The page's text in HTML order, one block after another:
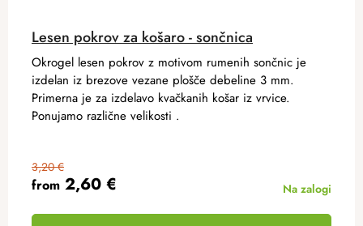
Lesen pokrov za košaro - sončnica
from 2,60 €
3,20 €
Na zalogi
Okrogel lesen pokrov z motivom rumenih sončnic je
izdelan iz brezove vezane plošče debeline 3 mm.
Primerna je za izdelavo kvačkanih košar iz vrvice.
Ponujamo različne velikosti .